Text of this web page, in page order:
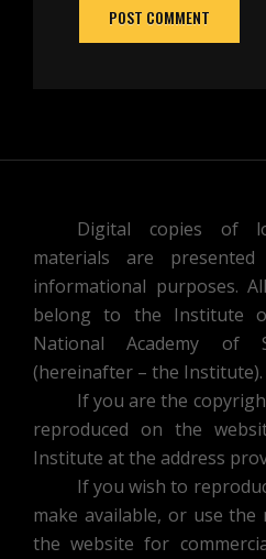
Digital copies of
materials are
informational purposes.
belong to the Institute
National Academy of
(hereinafter – the Institute).
If you are the
reproduced on the
Institute at the address
If you wish to
make available, or use
the website for